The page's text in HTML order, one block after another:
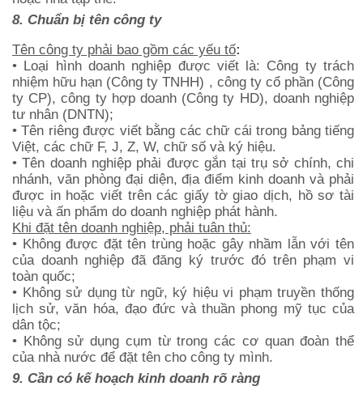
8. Chuẩn bị tên công ty
Tên công ty phải bao gồm các yếu tố:
• Loại hình doanh nghiệp được viết là: Công ty trách
nhiệm hữu hạn (Công ty TNHH) , công ty cổ phần (Công
ty CP), công ty hợp doanh (Công ty HD), doanh nghiệp
tư nhân (DNTN);
• Tên riêng được viết bằng các chữ cái trong bảng tiếng
Việt, các chữ F, J, Z, W, chữ số và ký hiệu.
• Tên doanh nghiệp phải được gắn tại trụ sở chính, chi
nhánh, văn phòng đại diện, địa điểm kinh doanh và phải
được in hoặc viết trên các giấy tờ giao dịch, hồ sơ tài
liệu và ấn phẩm do doanh nghiệp phát hành.
Khi đặt tên doanh nghiệp, phải tuân thủ:
• Không được đặt tên trùng hoặc gây nhầm lẫn với tên
của doanh nghiệp đã đăng ký trước đó trên phạm vi
toàn quốc;
• Không sử dụng từ ngữ, ký hiệu vi phạm truyền thống
lịch sử, văn hóa, đạo đức và thuần phong mỹ tục của
dân tộc;
• Không sử dụng cụm từ trong các cơ quan đoàn thể
của nhà nước để đặt tên cho công ty mình.
9. Cần có kế hoạch kinh doanh rõ ràng